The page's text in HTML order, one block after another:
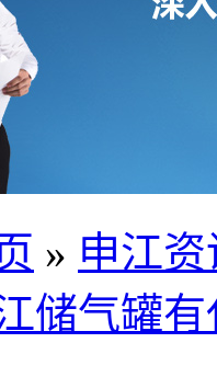
» 申江
储气罐